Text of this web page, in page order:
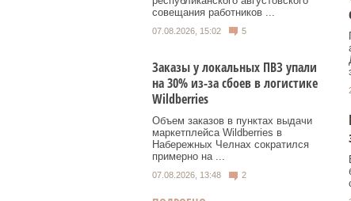
совещания работников ...
07.08.2026, 15:02 5
Заказы у локальных ПВЗ упали
на 30% из-за сбоев в логистике
Wildberries
Объем заказов в пунктах выдачи
маркетплейса Wildberries в
Набережных Челнах сократился
примерно на ...
07.08.2026, 13:48 2